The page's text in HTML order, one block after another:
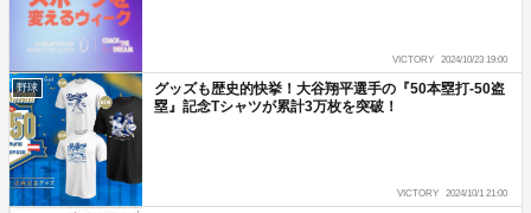
VICTORY 2024/10/23 19:00
野球
グッズも歴史的快挙！大谷翔平選手の『50本塁打-50盗
塁』記念Tシャツが累計3万枚を突破！
VICTORY 2024/10/1 21:00